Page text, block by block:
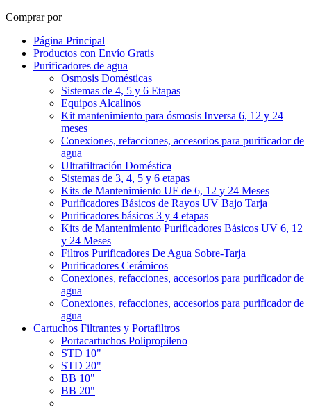
Comprar por
Página Principal
Productos con Envío Gratis
Purificadores de agua
Osmosis Domésticas
Sistemas de 4, 5 y 6 Etapas
Equipos Alcalinos
Kit mantenimiento para ósmosis Inversa 6, 12 y 24
meses
Conexiones, refacciones, accesorios para purificador de
agua
Ultrafiltración Doméstica
Sistemas de 3, 4, 5 y 6 etapas
Kits de Mantenimiento UF de 6, 12 y 24 Meses
Purificadores Básicos de Rayos UV Bajo Tarja
Purificadores básicos 3 y 4 etapas
Kits de Mantenimiento Purificadores Básicos UV 6, 12
y 24 Meses
Filtros Purificadores De Agua Sobre-Tarja
Purificadores Cerámicos
Conexiones, refacciones, accesorios para purificador de
agua
Conexiones, refacciones, accesorios para purificador de
agua
Cartuchos Filtrantes y Portafiltros
Portacartuchos Polipropileno
STD 10"
STD 20"
BB 10"
BB 20"